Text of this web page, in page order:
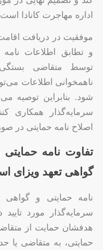
اداره مهاجرت کانادا
موفقیت در دریافت
و تطابق اطلاعات
توسط متقاضی بستگی
ناهمخوانی اطلاعات
شود. بنابراین توصیه
سرمایه‌گذار همکاری
اصلاح نامه حمایتی در
تفاوت نامه حمایتی
گواهی تعهد ویزای
نامه حمایتی و
سرمایه‌گذار مورد
هدفشان حمایت از
حمایتی، به متقاضی یا